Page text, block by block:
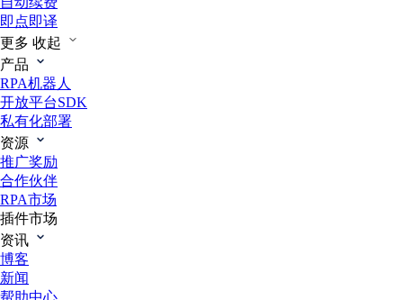
即点即译
更多 收起
产品
RPA机器人
开放平台SDK
私有化部署
资源
推广奖励
合作伙伴
RPA市场
插件市场
资讯
博客
新闻
帮助中心